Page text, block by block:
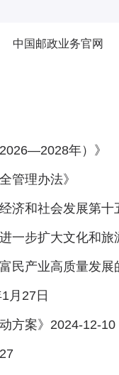
中国邮政业务官网
年）》
管理办法》
济和社会发展第十
一步扩大文化和
民产业高质量发
月27日
方案》2024-12-10